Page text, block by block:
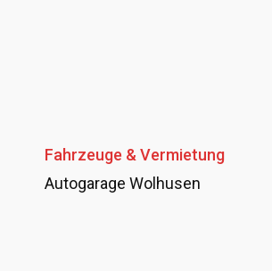
Fahrzeuge & Vermietung
Autogarage Wolhusen